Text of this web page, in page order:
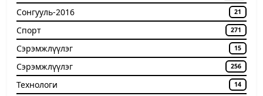
Сонгууль-2016 21
Спорт 271
Сэрэмжлүүлэг 15
Сэрэмжлүүлэг 256
Технологи 14